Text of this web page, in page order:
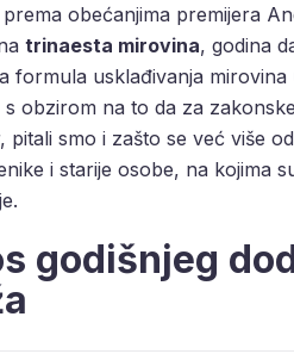
prema obećanjima premijera
trinaesta mirovina, godina
formula usklađivanja
s obzirom na to da za
pitali smo i zašto se već više
i starije osobe, na kojima
godišnjeg